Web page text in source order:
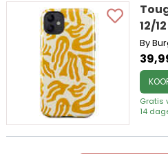
12/
By
Gratis
14